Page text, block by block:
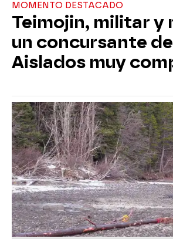
MOMENTO DESTACADO
Teimojin, militar y
un concursante de
Aislados muy